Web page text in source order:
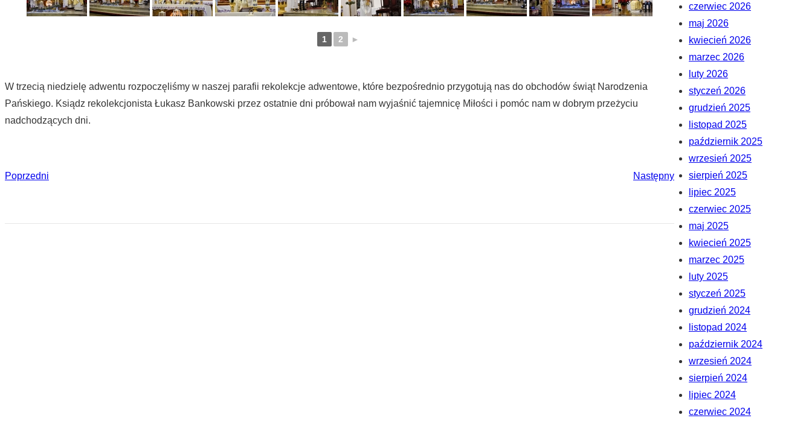
1 2 ►
W trzecią niedzielę adwentu rozpoczęliśmy w naszej parafii rekolekcje adwentowe, które bezpośrednio przygotują nas do obchodów świąt Narodzenia
Pańskiego. Ksiądz rekolekcjonista Łukasz Bankowski przez ostatnie dni próbował nam wyjaśnić tajemnicę Miłości i pomóc nam w dobrym przeżyciu
nadchodzących dni.
Poprzedni Następny
czerwiec 2026
maj 2026
kwiecień 2026
marzec 2026
luty 2026
styczeń 2026
grudzień 2025
listopad 2025
październik 2025
wrzesień 2025
sierpień 2025
lipiec 2025
czerwiec 2025
maj 2025
kwiecień 2025
marzec 2025
luty 2025
styczeń 2025
grudzień 2024
listopad 2024
październik 2024
wrzesień 2024
sierpień 2024
lipiec 2024
czerwiec 2024